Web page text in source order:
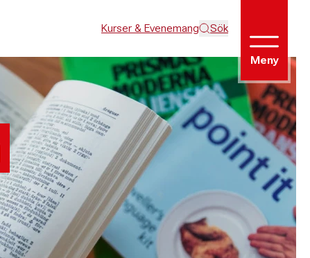
Kurser & Evenemang Sök
Meny